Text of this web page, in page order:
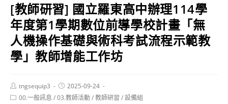
[教師研習] 國立羅東高中辦理114學
年度第1學期數位前導學校計畫「無
人機操作基礎與術科考試流程示範教
學」教師增能工作坊
Post
author:
tngsequip3
Post
published:
2025-09-24
Post00.一般訊息 /03.教師活動/教師研習 /設備組